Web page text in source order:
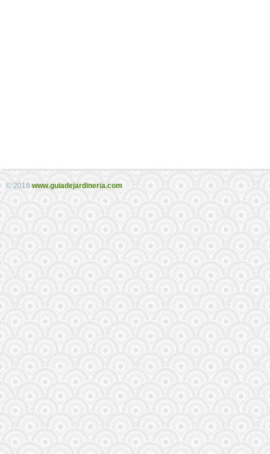
© 2016 www.guiadejardineria.com